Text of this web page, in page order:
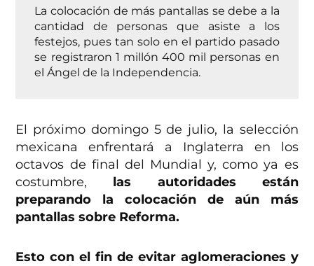
La colocación de más pantallas se debe a la
cantidad de personas que asiste a los
festejos, pues tan solo en el partido pasado
se registraron 1 millón 400 mil personas en
el Ángel de la Independencia.
El próximo domingo 5 de julio, la selección
mexicana enfrentará a Inglaterra en los
octavos de final del Mundial y, como ya es
costumbre, las autoridades están
preparando la colocación de aún más
pantallas sobre Reforma.
Esto con el fin de evitar aglomeraciones y